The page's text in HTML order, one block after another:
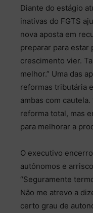
Diante do estágio
inativas do FGTS
nova aposta em
preparar para estar
crescimento vier.
melhor.” Uma das
reformas tributária
ambas com
reforma total, mas
para melhorar a
O executivo
autônomos e
“Seguramente
Não me atrevo a
certo grau de